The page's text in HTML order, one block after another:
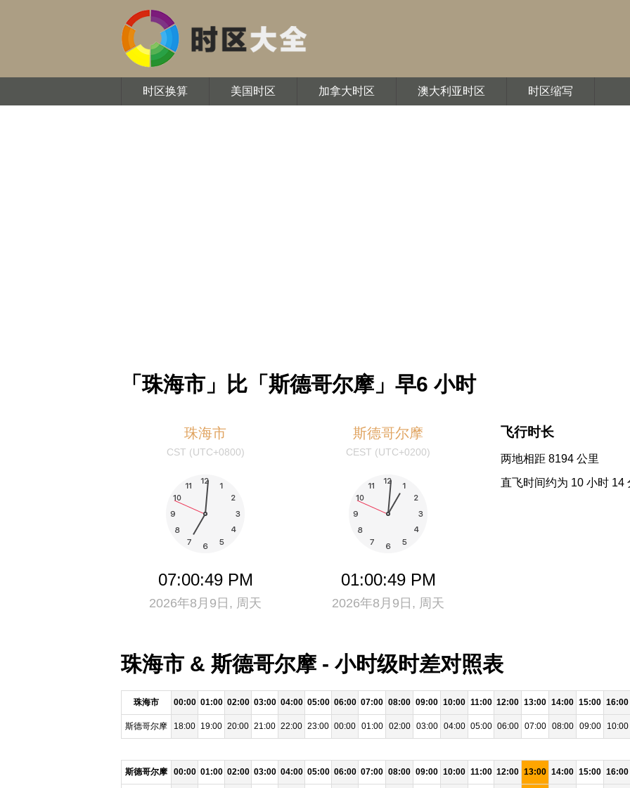
时区换算 美国时区 加拿大时区 澳大利亚时区 时区缩写
「珠海市」比「斯德哥尔摩」早6 小时
珠海市
CST (UTC+0800)
07:00:49 PM
2026年8月9日, 周天
斯德哥尔摩
CEST (UTC+0200)
01:00:49 PM
2026年8月9日, 周天
飞行时长
两地相距 8194 公里
直飞时间约为 10 小时 14
珠海市 & 斯德哥尔摩 - 小时级时差对照表
珠海市 00:00 01:00 02:00 03:00 04:00 05:00 06:00 07:00 08:00 09:00 10:00 11:00 12:00 13:00 14:00 15:00 16:00
斯德哥尔摩 18:00 19:00 20:00 21:00 22:00 23:00 00:00 01:00 02:00 03:00 04:00 05:00 06:00 07:00 08:00 09:00 10:00
斯德哥尔摩 00:00 01:00 02:00 03:00 04:00 05:00 06:00 07:00 08:00 09:00 10:00 11:00 12:00 13:00 14:00 15:00 16:00